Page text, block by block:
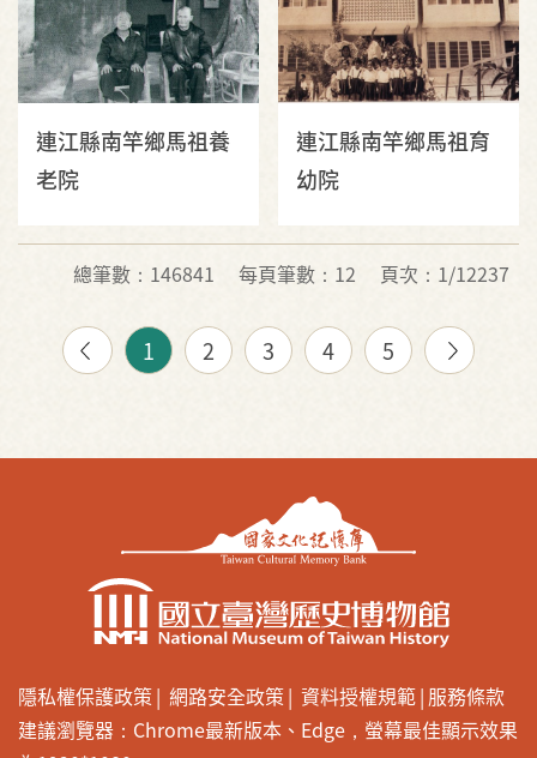
連江縣南竿鄉馬祖養
老院
連江縣南竿鄉馬祖育
幼院
總筆數：146841 每頁筆數：12 頁次：1/12237
1 2 3 4 5
隱私權保護政策 網路安全政策 資料授權規範 服務條款
建議瀏覽器：Chrome最新版本、Edge，螢幕最佳顯示效果